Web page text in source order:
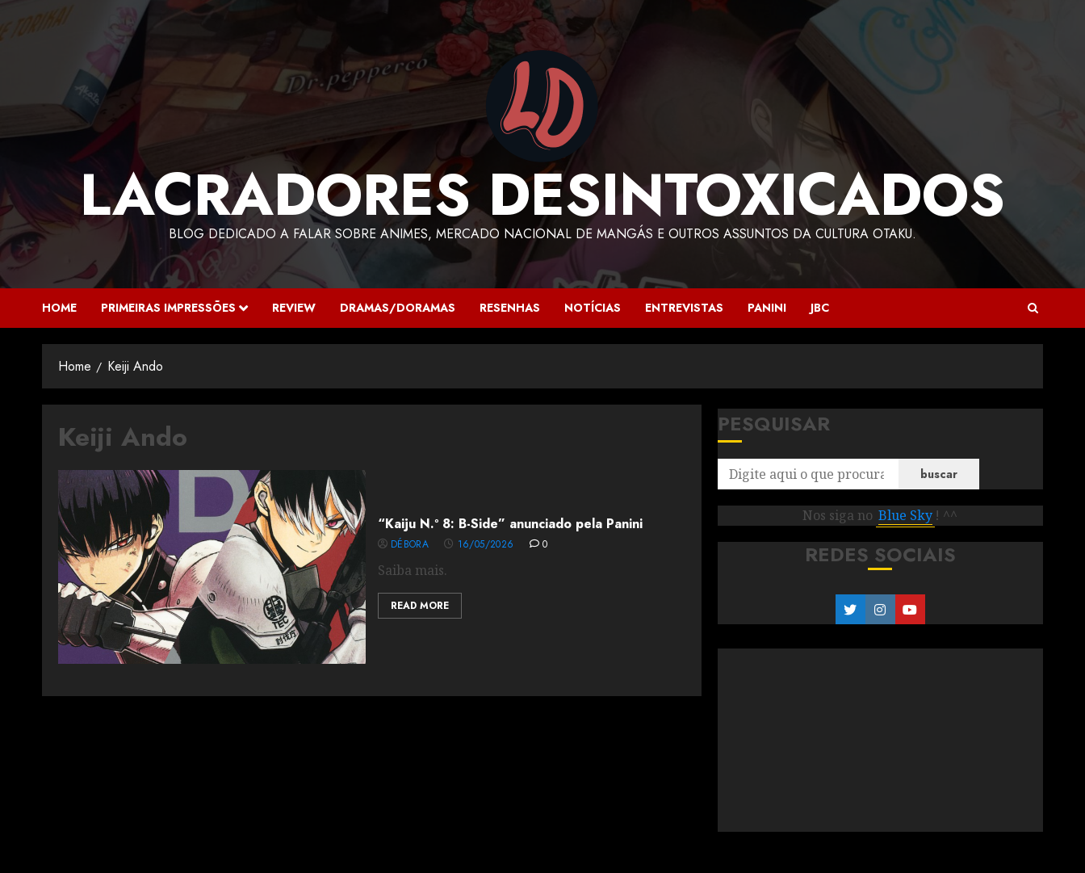
LACRADORES DESINTOXICADOS
BLOG DEDICADO A FALAR SOBRE ANIMES, MERCADO NACIONAL DE MANGÁS E OUTROS ASSUNTOS DA CULTURA OTAKU.
HOME PRIMEIRAS IMPRESSÕES REVIEW DRAMAS/DORAMAS RESENHAS NOTÍCIAS ENTREVISTAS PANINI JBC
Home Keiji Ando
Keiji Ando
“Kaiju N.º 8: B-Side” anunciado pela Panini
DÉBORA 16/05/2026 0
Saiba mais.
READ MORE
PESQUISAR
buscar
Nos siga no Blue Sky ! ^^
REDES SOCIAIS